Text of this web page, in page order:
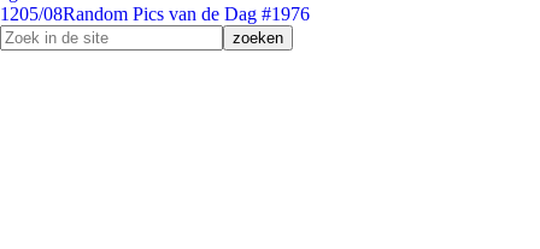
1205/08Random Pics van de Dag #1976